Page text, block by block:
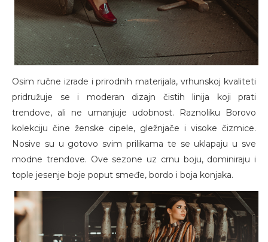
Osim ručne izrade i prirodnih materijala, vrhunskoj kvaliteti
pridružuje se i moderan dizajn čistih linija koji prati
trendove, ali ne umanjuje udobnost. Raznoliku Borovo
kolekciju čine ženske cipele, gležnjače i visoke čizmice.
Nosive su u gotovo svim prilikama te se uklapaju u sve
modne trendove. Ove sezone uz crnu boju, dominiraju i
tople jesenje boje poput smeđe, bordo i boja konjaka.